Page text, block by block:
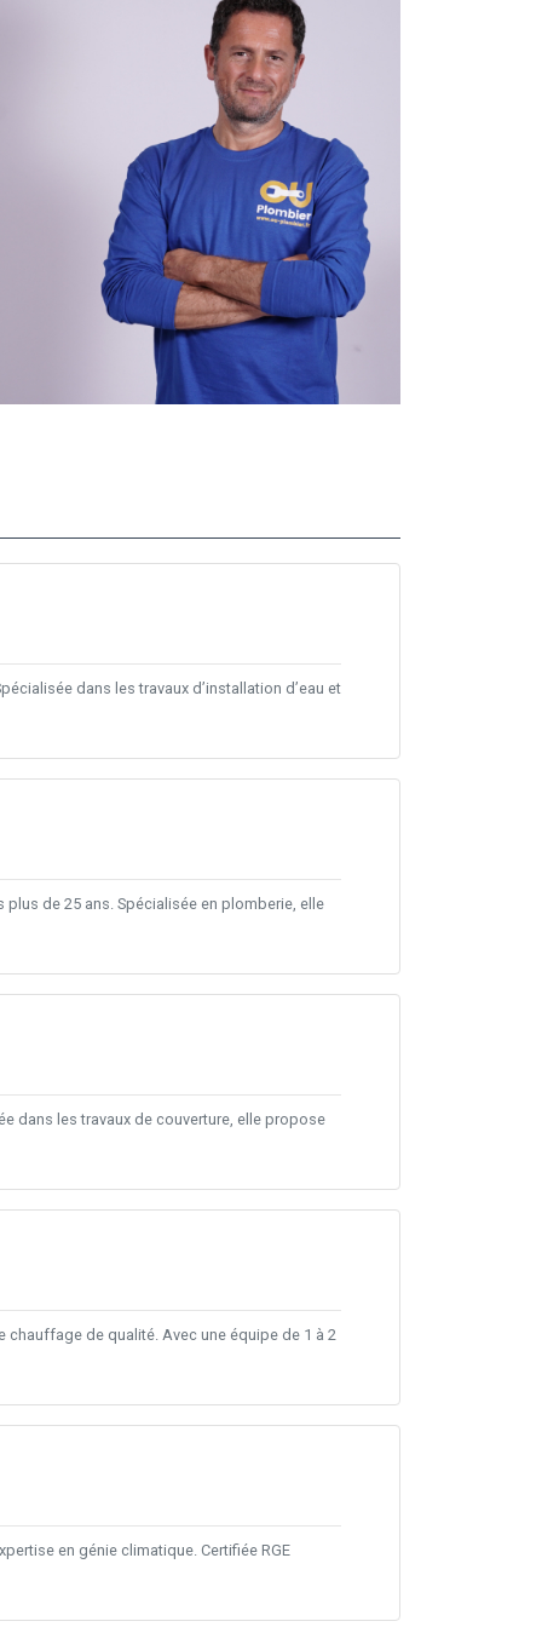
dans les travaux d’installation d’eau et
de 25 ans. Spécialisée en plomberie, elle
dans les travaux de couverture, elle propose
de qualité. Avec une équipe de 1 à 2
en génie climatique. Certifiée RGE